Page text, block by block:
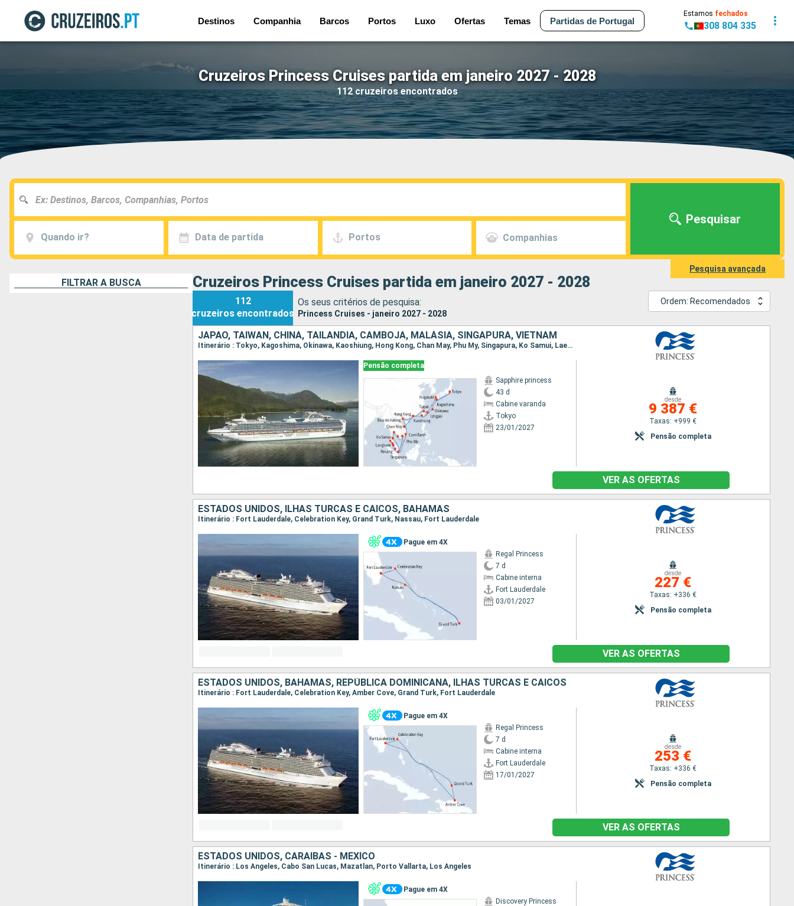
Destinos Companhia Barcos Portos Luxo Ofertas Temas Partidas de Portugal
Estamos fechados
308 804 335
Cruzeiros Princess Cruises partida em janeiro 2027 - 2028
112 cruzeiros encontrados
Quando ir? Data de partida Portos Companhias
Pesquisar
Pesquisa avançada
FILTRAR A BUSCA Cruzeiros Princess Cruises partida em janeiro 2027 - 2028
112
cruzeiros encontrados
Os seus critérios de pesquisa:
Princess Cruises - janeiro 2027 - 2028
Ordem: Recomendados
JAPÃO, TAIWAN, CHINA, TAILÂNDIA, CAMBOJA, MALÁSIA, SINGAPURA, VIETNAM
Itinerário : Tokyo, Kagoshima, Okinawa, Kaoshiung, Hong Kong, Chan May, Phu My, Singapura, Ko Samui, Laem Chabang / Bangkok, Sihanoukville, Phu My, Langkawi, Phuket, Penang, Kuala Lumpur, Singapura, Cami Ranh, Baia de Halong, Hong Kong, Taipei, Ishigaki, Nagasaki, Tokyo
Pensão completa
Sapphire princess
43 d
Cabine varanda
Tokyo
23/01/2027
desde
9 387 €
Taxas: +999 €
Pensão completa
VER AS OFERTAS
ESTADOS UNIDOS, ILHAS TURCAS E CAICOS, BAHAMAS
Itinerário : Fort Lauderdale, Celebration Key, Grand Turk, Nassau, Fort Lauderdale
Pague em 4X
Regal Princess
7 d
Cabine interna
Fort Lauderdale
03/01/2027
desde
227 €
Taxas: +336 €
Pensão completa
VER AS OFERTAS
ESTADOS UNIDOS, BAHAMAS, REPÚBLICA DOMINICANA, ILHAS TURCAS E CAICOS
Itinerário : Fort Lauderdale, Celebration Key, Amber Cove, Grand Turk, Fort Lauderdale
Pague em 4X
Regal Princess
7 d
Cabine interna
Fort Lauderdale
17/01/2027
desde
253 €
Taxas: +336 €
Pensão completa
VER AS OFERTAS
ESTADOS UNIDOS, CARAIBAS - MEXICO
Itinerário : Los Angeles, Cabo San Lucas, Mazatlan, Porto Vallarta, Los Angeles
Pague em 4X
Discovery Princess